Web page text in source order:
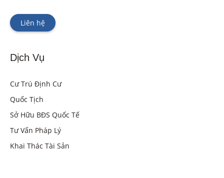
Liên hệ
Dịch Vụ
Cư Trú Định Cư
Quốc Tịch
Sở Hữu BĐS Quốc Tế
Tư Vấn Pháp Lý
Khai Thác Tài Sản